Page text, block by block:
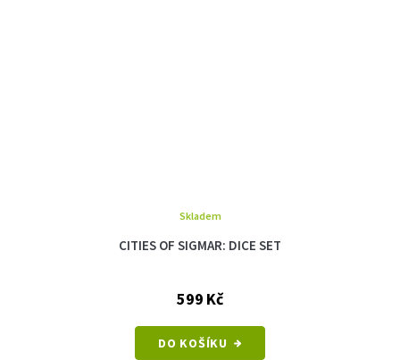
CITIES OF SIGMAR: DICE SET
Skladem
599 Kč
DO KOŠÍKU